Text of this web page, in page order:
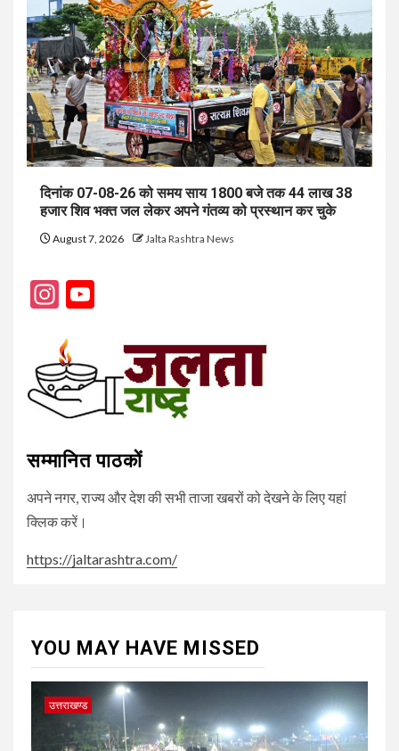
दिनांक 07-08-26 को समय साय 1800 बजे तक 44 लाख 38
हजार शिव भक्त जल लेकर अपने गंतव्य को प्रस्थान कर चुके
August 7, 2026 Jalta Rashtra News
Instagram
सम्मानित पाठकों
अपने नगर, राज्य और देश की सभी ताजा खबरों को देखने के लिए यहां
क्लिक करें।
https://jaltarashtra.com/
YOU MAY HAVE MISSED
उत्तराखण्ड